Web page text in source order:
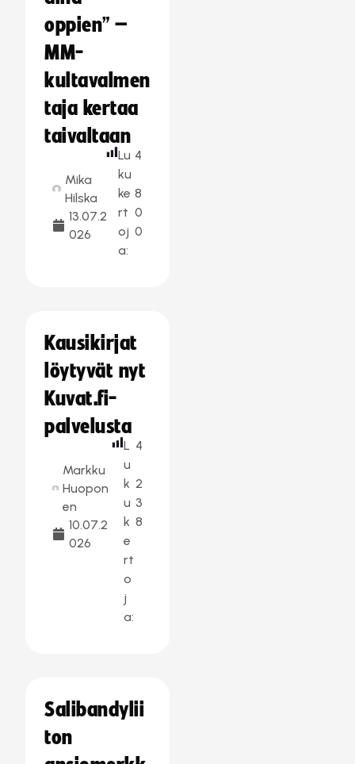
oppien” –
MM-
kultavalmen
taja kertaa
taivaltaan
Mika
Hilska
13.07.2
026
Lu
ku
ke
rt
oj
a:
4
8
0
0
Kausikirjat
löytyvät nyt
Kuvat.fi-
palvelusta
Markku
Huopon
en
10.07.2
026
L
u
k
u
k
e
rt
o
j
a:
4
2
3
8
Salibandylii
ton